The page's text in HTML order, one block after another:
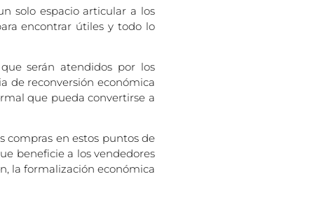
solo espacio articular a los
encontrar útiles y todo lo
serán atendidos por los
de reconversión económica
que pueda convertirse a
compras en estos puntos de
beneficie a los vendedores
la formalización económica